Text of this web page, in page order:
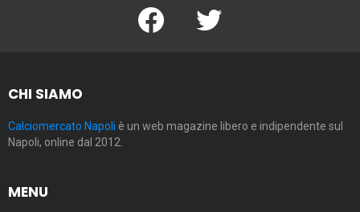
facebook twitter
CHI SIAMO
Calciomercato Napoli è un web magazine libero e indipendente sul
Napoli, online dal 2012.
MENU